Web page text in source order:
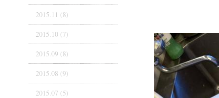
2015.11 (8)
2015.10 (7)
2015.09 (8)
2015.08 (9)
2015.07 (5)